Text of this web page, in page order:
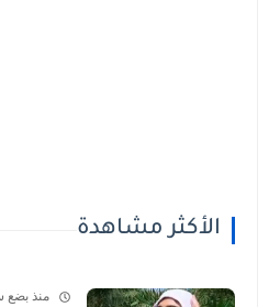
الأكثر مشاهدة
منذ بضع